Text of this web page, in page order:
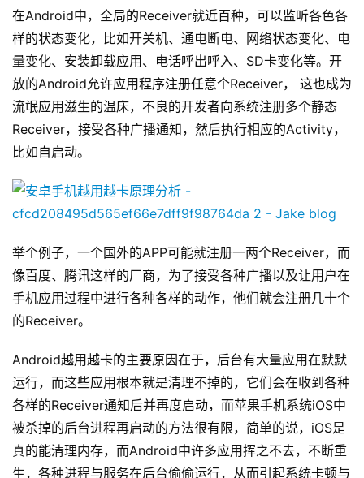
原
创
专
栏
行
业
动
态
在Android中，全局的Receiver就近百种，可以监听各色各
样的状态变化，比如开关机、通电断电、网络状态变化、电
量变化、安装卸载应用、电话呼出呼入、SD卡变化等。开
放的Android允许应用程序注册任意个Receiver， 这也成为
流氓应用滋生的温床，不良的开发者向系统注册多个静态
Receiver，接受各种广播通知，然后执行相应的Activity，
比如自启动。
举个例子，一个国外的APP可能就注册一两个Receiver，而
像百度、腾讯这样的厂商，为了接受各种广播以及让用户在
手机应用过程中进行各种各样的动作，他们就会注册几十个
的Receiver。
Android越用越卡的主要原因在于，后台有大量应用在默默
运行，而这些应用根本就是清理不掉的，它们会在收到各种
各样的Receiver通知后并再度启动，而苹果手机系统iOS中
被杀掉的后台进程再启动的方法很有限，简单的说，iOS是
真的能清理内存，而Android中许多应用挥之不去，不断重
生，各种进程与服务在后台偷偷运行，从而引起系统卡顿与